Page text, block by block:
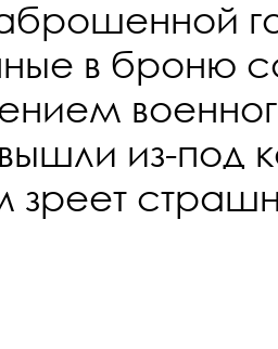
в броню
из-под
зреет